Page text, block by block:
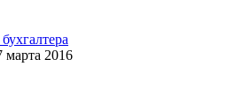
марта 2016